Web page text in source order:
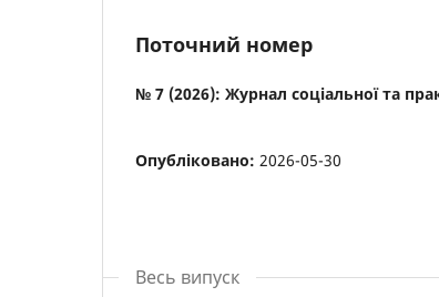
Поточний номер
№ 7 (2026): Журнал соціальної та
Опубліковано: 2026-05-30
Весь випуск